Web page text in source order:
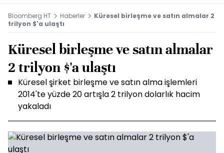
Bloomberg HT Haberler
Küresel birleşme ve satın almalar 2
trilyon $'a ulaştı
Küresel birleşme ve satın almalar
2 trilyon $'a ulaştı
Küresel şirket birleşme ve satın alma işlemleri
2014'te yüzde 20 artışla 2 trilyon dolarlık hacim
yakaladı